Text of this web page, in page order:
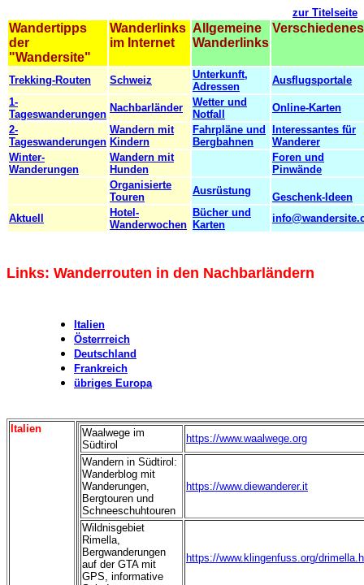
zur Titelseite
Wandertipps
der
"Wandersite"
Wanderlinks
im Internet
Allgemeine
Wanderlinks
Verschiedenes
Trekking-Routen Schweiz
Unterkunft,
Adressen
Ausflugsportale
1-
Tageswanderungen
Nachbarländer
Wetter und
Notfall
Online-Karten
2-
Tageswanderungen
Wandern mit
Kindern
Fahrpläne und
Bergbahnen
Interessantes für
Wanderer
Winter-
Wanderungen
Wandern mit
Hunden
Foren und
Pinwände
Organisierte
Touren
Ausrüstung
Geschenk-Ideen
Aktuell
Hotel-
Wanderwochen
Bücher und
Karten
Links: Wanderrouten in den Nachbarländern
Italien
Österrreich
Deutschland
Frankreich
übriges Europa
Italien
Waalwege im
Südtirol
https://www.waalwege.org
Wandern in Südtirol:
Wanderblog mit
Wanderungen,
Bergtouren und
Schneeschuhtouren
https://www.diewanderer.it
Wildnisgebiet
Rimella,
Bergwanderungen
auf der GTA mit
GPS, informative
https://www.klingenfuss.org/